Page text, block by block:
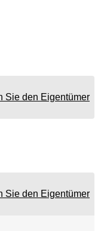
Sie den Eigentümer
Sie den Eigentümer